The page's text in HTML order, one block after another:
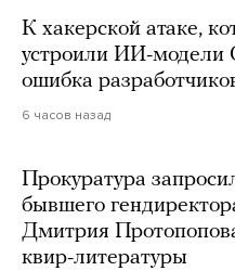
К хакерской атаке,
устроили ИИ-модели
ошибка
6 часов назад
Прокуратура
бывшего
Дмитрия
квир-литературы